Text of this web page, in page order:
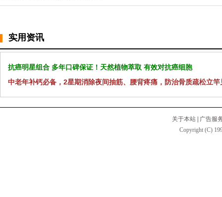
实用资讯
抗癌明星组合 多年口碑保证！天然植物萃取 有效对抗癌细胞
中老年补钙必备，2星期消除夜间抽筋、腰背疼痛，防治骨质疏松立竿
关于本站
广告服
Copyright (C)